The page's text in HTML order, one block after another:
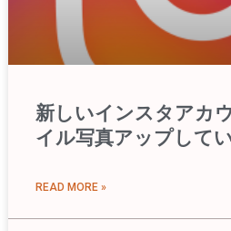
新しいインスタアカ
イル写真アップして
READ MORE »